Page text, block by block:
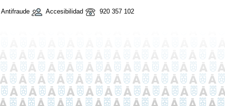
Antifraude Accesibilidad 920 357 102